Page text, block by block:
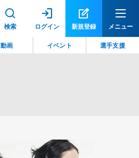
検索 ログイン 新規登録 メニュー
動画 イベント 選手支援